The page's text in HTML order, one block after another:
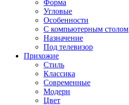
Форма
Угловые
Особенности
С компьютерным столом
Назначение
Под телевизор
Прихожие
Стиль
Классика
Современные
Модерн
Цвет